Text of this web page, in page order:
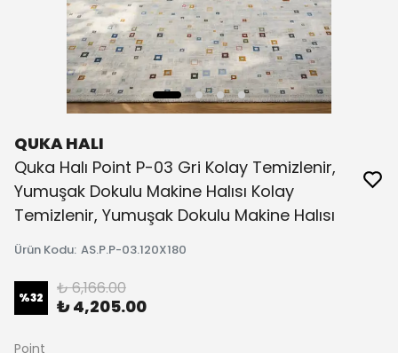
QUKA HALI
Quka Halı Point P-03 Gri Kolay Temizlenir,
Yumuşak Dokulu Makine Halısı Kolay
Temizlenir, Yumuşak Dokulu Makine Halısı
Ürün Kodu: AS.P.P-03.120X180
%32 ₺ 6,166.00
₺ 4,205.00
Point